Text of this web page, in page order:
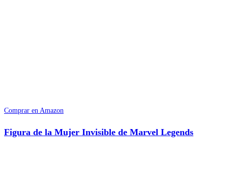
Comprar en Amazon
Figura de la Mujer Invisible de Marvel Legends